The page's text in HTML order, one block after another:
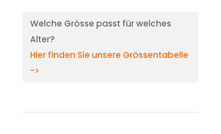
Welche Grösse passt für welches
Alter?
Hier finden Sie unsere Grössentabelle
->